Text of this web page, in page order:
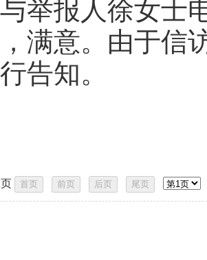
报人徐女士电
满意。由于信
告知。